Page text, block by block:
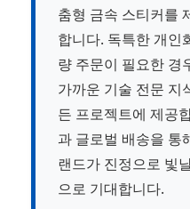
춤형 금속 스티커를
합니다. 독특한 개인
량 주문이 필요한 경
가까운 기술 전문 지
든 프로젝트에 제공
과 글로벌 배송을 통
랜드가 진정으로 빛
으로 기대합니다.